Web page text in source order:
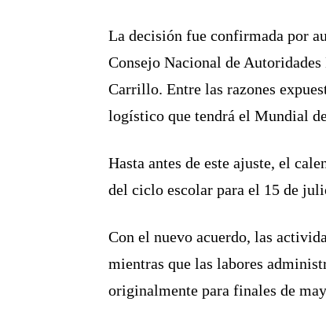
La decisión fue confirmada por
Consejo Nacional de
Carrillo. Entre las razones
logístico que tendrá el Mundial
Hasta antes de este ajuste, el
del ciclo escolar para el 15 de
Con el nuevo acuerdo, las
mientras que las labores
originalmente para finales de